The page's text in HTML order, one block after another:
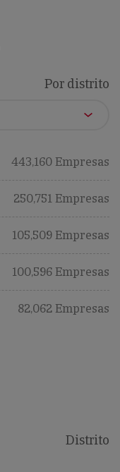
Por distrito
443,160 Empresas
250,751 Empresas
105,509 Empresas
100,596 Empresas
82,062 Empresas
Distrito